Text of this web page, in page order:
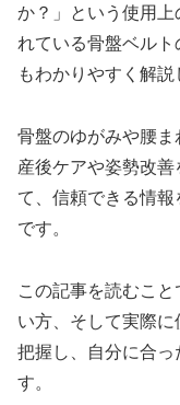
か？」という使用上
れている骨盤ベル
もわかりやすく解説
骨盤のゆがみや腰
産後ケアや姿勢改
て、信頼できる情
です。
この記事を読むこ
い方、そして実際
把握し、自分に合っ
す。